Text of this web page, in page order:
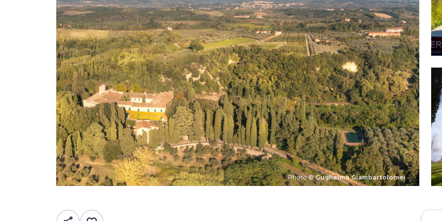
Photo ©Guglielmo Giambartolomei